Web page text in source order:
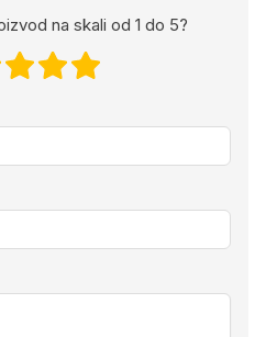
na skali od 1 do 5?